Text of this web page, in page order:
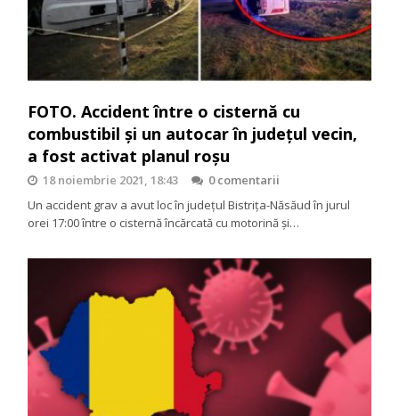
FOTO. Accident între o cisternă cu
combustibil și un autocar în județul vecin,
a fost activat planul roșu
18 noiembrie 2021, 18:43
0 comentarii
Un accident grav a avut loc în județul Bistrița-Năsăud în jurul
orei 17:00 între o cisternă încărcată cu motorină și…